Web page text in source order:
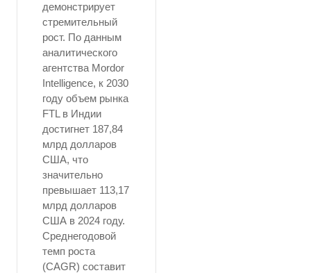
демонстрирует
стремительный
рост. По данным
аналитического
агентства Mordor
Intelligence, к 2030
году объем рынка
FTL в Индии
достигнет 187,84
млрд долларов
США, что
значительно
превышает 113,17
млрд долларов
США в 2024 году.
Среднегодовой
темп роста
(CAGR) составит